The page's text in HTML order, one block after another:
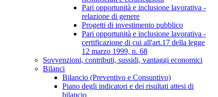
Pari opportunità e inclusione lavorativa -
relazione di genere
Progetti di investimento pubblico
Pari opportunità e inclusione lavorativa -
certificazione di cui all'art.17 della legge
12 marzo 1999, n. 68
Sovvenzioni, contributi, sussidi, vantaggi economici
Bilanci
Bilancio (Preventivo e Consuntivo)
Piano degli indicatori e dei risultati attesi di
bilancio